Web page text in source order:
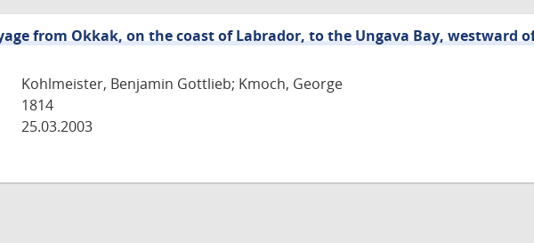
from Okkak, on the coast of Labrador, to the Ungava Bay, westward
Kohlmeister, Benjamin Gottlieb; Kmoch, George
1814
25.03.2003